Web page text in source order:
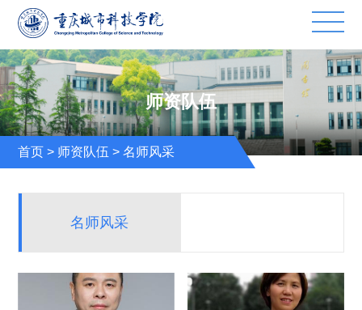
师资队伍
首页 > 师资队伍 >名师风采
名师风采